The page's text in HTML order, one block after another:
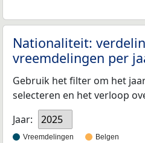
Nationaliteit:
vreemdelingen per
Gebruik het filter om het
selecteren en het verloop
Jaar:
2025
Vreemdelingen Belgen